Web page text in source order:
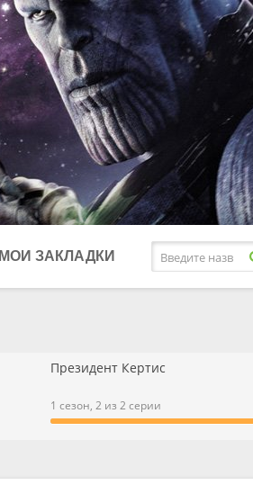
Семейные
Триллеры
Фантастика
МОИ ЗАКЛАДКИ
Президент Кертис
1 сезон, 2 из 2 серии